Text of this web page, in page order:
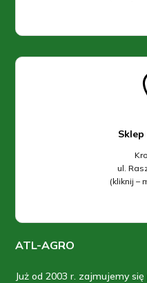
Sklep
ul.
(kliknij –
ATL-AGRO
Już od 2003 r. zajmujemy